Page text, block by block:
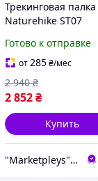
Трекинговая палка
Naturehike ST07
190 г складная,
Походные палки EVA
Готово к отправке
от 285 ₴/мес
2 852 ₴
2 940 ₴
Купить
"Marketpleys" - превращайте свои желания в реальность на нашем маркетплейсе!